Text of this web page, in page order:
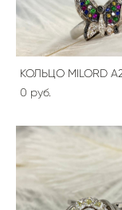
КОЛЬЦО MILORD
0 pуб.